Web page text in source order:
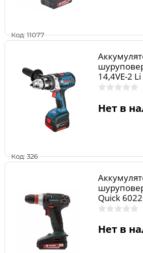
Код: 11077
Код: 326
14,4VE-2 Li
Нет в
Quick
Нет в